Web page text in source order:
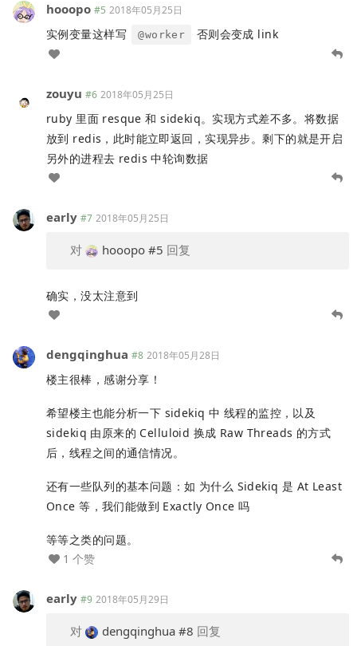
hooopo #5 2018年05月25日
实例变量这样写 @worker 否则会变成 link
zouyu #6 2018年05月25日
ruby 里面 resque 和 sidekiq。实现方式差不多。将数据
放到 redis，此时能立即返回，实现异步。剩下的就是开启
另外的进程去 redis 中轮询数据
early #7 2018年05月25日
对 hooopo #5 回复
确实，没太注意到
dengqinghua #8 2018年05月28日
楼主很棒，感谢分享！
希望楼主也能分析一下 sidekiq 中 线程的监控，以及
sidekiq 由原来的 Celluloid 换成 Raw Threads 的方式
后，线程之间的通信情况。
还有一些队列的基本问题：如 为什么 Sidekiq 是 At Least
Once 等，我们能做到 Exactly Once 吗
等等之类的问题。
1 个赞
early #9 2018年05月29日
对 dengqinghua #8 回复